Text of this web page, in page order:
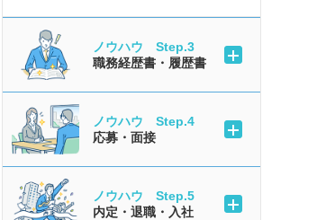
ノウハウ Step.3
職務経歴書・履歴書
ノウハウ Step.4
応募・面接
ノウハウ Step.5
内定・退職・入社